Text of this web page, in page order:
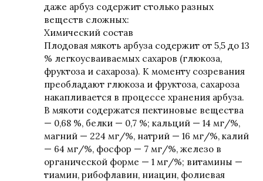
даже арбуз содержит столько разных
веществ сложных:
Химический состав
Плодовая мякоть арбуза содержит от 5,5 до 13
% легкоусваиваемых сахаров (глюкоза,
фруктоза и сахароза). К моменту созревания
преобладают глюкоза и фруктоза, сахароза
накапливается в процессе хранения арбуза.
В мякоти содержатся пектиновые вещества
— 0,68 %, белки — 0,7 %; кальций — 14 мг/%,
магний — 224 мг/%, натрий — 16 мг/%, калий
— 64 мг/%, фосфор — 7 мг/%, железо в
органической форме — 1 мг/%; витамины —
тиамин, рибофлавин, ниацин, фолиевая